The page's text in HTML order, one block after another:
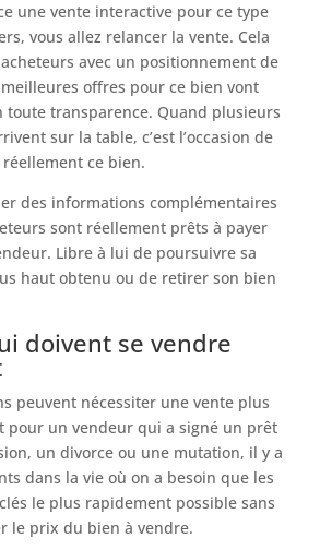
une vente interactive pour ce type
vous allez relancer la vente. Cela
avec un positionnement de
offres pour ce bien vont
toute transparence. Quand plusieurs
sur la table, c’est l’occasion de
ce bien.
des informations complémentaires
sont réellement prêts à payer
Libre à lui de poursuivre sa
haut obtenu ou de retirer son bien
doivent se vendre
peuvent nécessiter une vente plus
pour un vendeur qui a signé un prêt
un divorce ou une mutation, il y a
dans la vie où on a besoin que les
le plus rapidement possible sans
le prix du bien à vendre.